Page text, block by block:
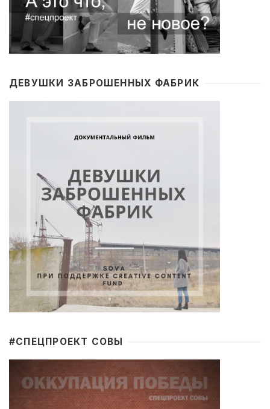
ДЕВУШКИ ЗАБРОШЕННЫХ ФАБРИК
#CПЕЦПРОЕКТ СОВЫ